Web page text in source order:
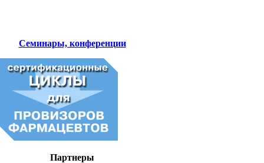
Семинары, конференции
Партнеры